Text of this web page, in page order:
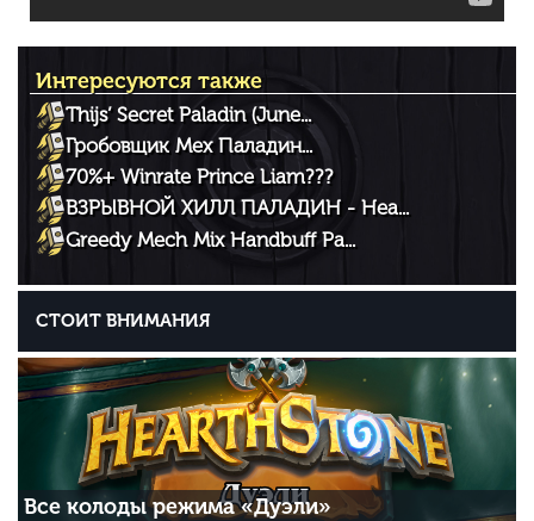
Интересуются также
Thijs’ Secret Paladin (June...
Гробовщик Мех Паладин...
70%+ Winrate Prince Liam???
ВЗРЫВНОЙ ХИЛЛ ПАЛАДИН - Hea...
Greedy Mech Mix Handbuff Pa...
СТОИТ ВНИМАНИЯ
Все колоды режима «Дуэли»